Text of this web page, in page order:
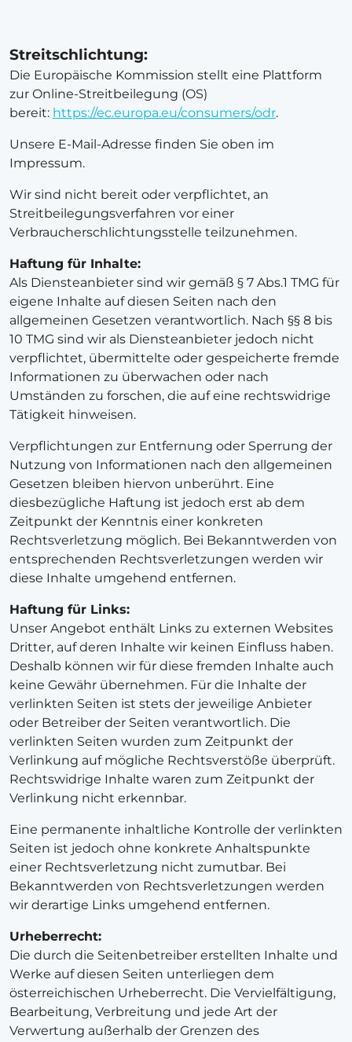
Streitschlichtung:
Die Europäische Kommission stellt eine Plattform
zur Online-Streitbeilegung (OS)
bereit: https://ec.europa.eu/consumers/odr.
Unsere E-Mail-Adresse finden Sie oben im
Impressum.
Wir sind nicht bereit oder verpflichtet, an
Streitbeilegungsverfahren vor einer
Verbraucherschlichtungsstelle teilzunehmen.
Haftung für Inhalte:
Als Diensteanbieter sind wir gemäß § 7 Abs.1 TMG für
eigene Inhalte auf diesen Seiten nach den
allgemeinen Gesetzen verantwortlich. Nach §§ 8 bis
10 TMG sind wir als Diensteanbieter jedoch nicht
verpflichtet, übermittelte oder gespeicherte fremde
Informationen zu überwachen oder nach
Umständen zu forschen, die auf eine rechtswidrige
Tätigkeit hinweisen.
Verpflichtungen zur Entfernung oder Sperrung der
Nutzung von Informationen nach den allgemeinen
Gesetzen bleiben hiervon unberührt. Eine
diesbezügliche Haftung ist jedoch erst ab dem
Zeitpunkt der Kenntnis einer konkreten
Rechtsverletzung möglich. Bei Bekanntwerden von
entsprechenden Rechtsverletzungen werden wir
diese Inhalte umgehend entfernen.
Haftung für Links:
Unser Angebot enthält Links zu externen Websites
Dritter, auf deren Inhalte wir keinen Einfluss haben.
Deshalb können wir für diese fremden Inhalte auch
keine Gewähr übernehmen. Für die Inhalte der
verlinkten Seiten ist stets der jeweilige Anbieter
oder Betreiber der Seiten verantwortlich. Die
verlinkten Seiten wurden zum Zeitpunkt der
Verlinkung auf mögliche Rechtsverstöße überprüft.
Rechtswidrige Inhalte waren zum Zeitpunkt der
Verlinkung nicht erkennbar.
Eine permanente inhaltliche Kontrolle der verlinkten
Seiten ist jedoch ohne konkrete Anhaltspunkte
einer Rechtsverletzung nicht zumutbar. Bei
Bekanntwerden von Rechtsverletzungen werden
wir derartige Links umgehend entfernen.
Urheberrecht:
Die durch die Seitenbetreiber erstellten Inhalte und
Werke auf diesen Seiten unterliegen dem
österreichischen Urheberrecht. Die Vervielfältigung,
Bearbeitung, Verbreitung und jede Art der
Verwertung außerhalb der Grenzen des